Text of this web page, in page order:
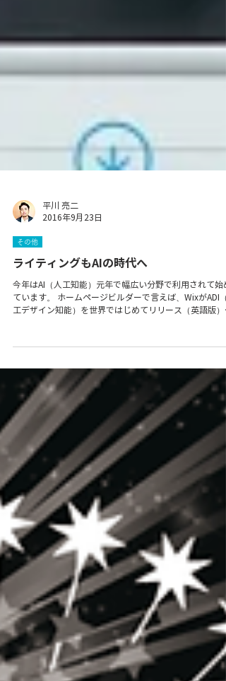
平川 亮二
ライティングもAIの時代へ
今年はAI（人工知能）元年で幅広い分野で利用されて始め
ています。 ホームページビルダーで言えば、WixがADI（
工デザイン知能）を世界ではじめてリリース（英語版）
て話題になったばかりです。 そして今、話題になってい
のが「Artcoolo」。...